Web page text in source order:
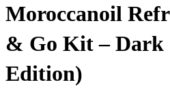
Moroccanoil
& Go Kit –
Edition)